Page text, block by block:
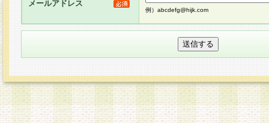
メールアドレス
例）abcdefg@hijk.com